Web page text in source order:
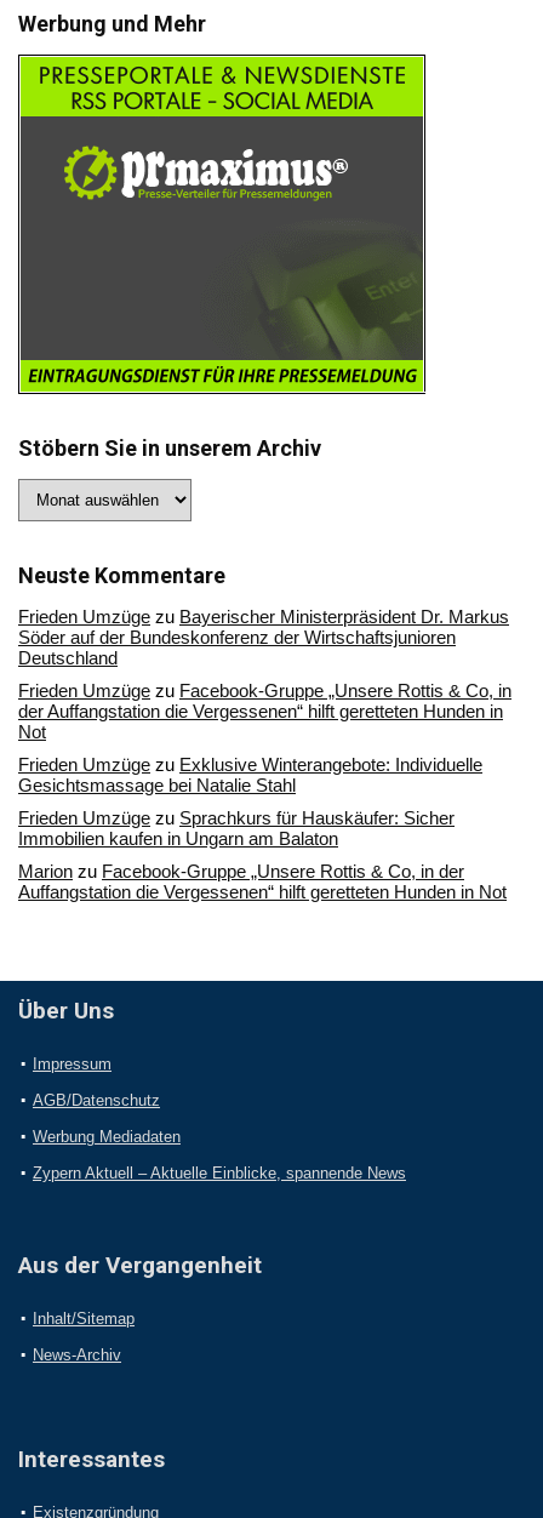
Werbung und Mehr
Stöbern Sie in unserem Archiv
Sie
Archiv
Neuste Kommentare
Frieden Umzüge zu Bayerischer Ministerpräsident Dr. Markus
Söder auf der Bundeskonferenz der Wirtschaftsjunioren
Deutschland
Frieden Umzüge zu Facebook-Gruppe „Unsere Rottis & Co, in
der Auffangstation die Vergessenen“ hilft geretteten Hunden in
Not
Frieden Umzüge zu Exklusive Winterangebote: Individuelle
Gesichtsmassage bei Natalie Stahl
Frieden Umzüge zu Sprachkurs für Hauskäufer: Sicher
Immobilien kaufen in Ungarn am Balaton
Marion zu Facebook-Gruppe „Unsere Rottis & Co, in der
Auffangstation die Vergessenen“ hilft geretteten Hunden in Not
Über Uns
Impressum
AGB/Datenschutz
Werbung Mediadaten
Zypern Aktuell – Aktuelle Einblicke, spannende News
Aus der Vergangenheit
Inhalt/Sitemap
News-Archiv
Interessantes
Existenzgründung